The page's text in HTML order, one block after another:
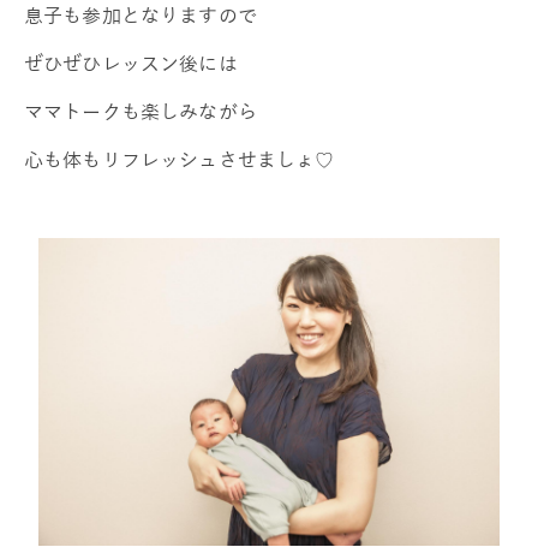
息子も参加となりますので
ぜひぜひレッスン後には
ママトークも楽しみながら
心も体もリフレッシュさせましょ♡